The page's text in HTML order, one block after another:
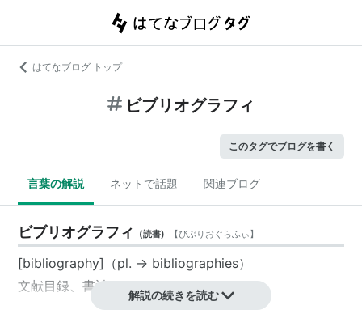
はてなブログ トップ
ビブリオグラフィ
このタグでブログを書く
言葉の解説 ネットで話題 関連ブログ
ビブリオグラフィ (読書) 【びぶりおぐらふぃ】
[bibliography]（pl. → bibliographies）
文献目録、書誌
解説の続きを読む